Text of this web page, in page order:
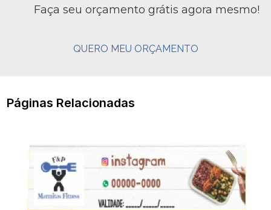
Faça seu orçamento grátis agora mesmo!
QUERO MEU ORÇAMENTO
Páginas Relacionadas